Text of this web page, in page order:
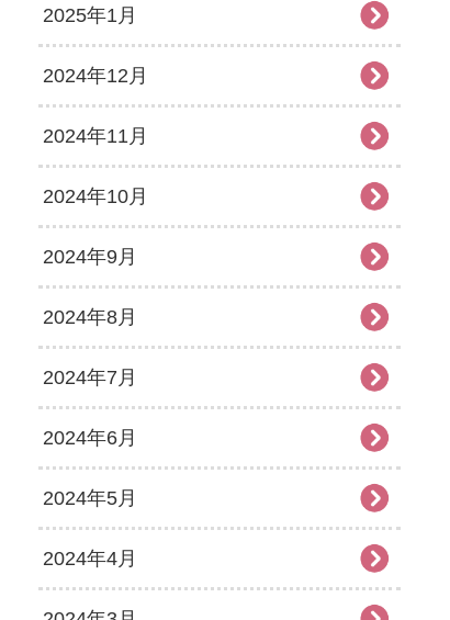
2025年1月
2024年12月
2024年11月
2024年10月
2024年9月
2024年8月
2024年7月
2024年6月
2024年5月
2024年4月